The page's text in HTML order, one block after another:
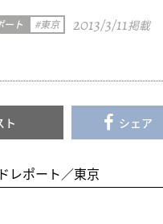
ート 東京 2013/3/11掲載
ト シェア
レポート／東京